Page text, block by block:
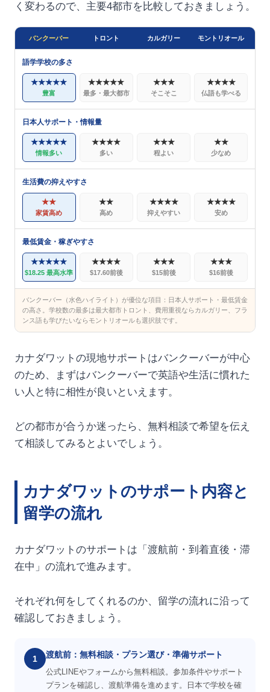
く変わるので、主要4都市を比較しておきましょう。
バンクーバー トロント カルガリー モントリオール
語学学校の多さ
★★★★★
豊富
★★★★★
最多・最大都市
★★★
そこそこ
★★★★
仏語も学べる
日本人サポート・情報量
★★★★★
情報多い
★★★★
多い
★★★
程よい
★★
少なめ
生活費の抑えやすさ
★★
家賃高め
★★
高め
★★★★
抑えやすい
★★★★
安め
最低賃金・稼ぎやすさ
★★★★★
$18.25 最高水準
★★★★
$17.60前後
★★★
$15前後
★★★
$16前後
バンクーバー（水色ハイライト）が優位な項目：日本人サポート・最低賃金
の高さ。学校数の最多は最大都市トロント、費用重視ならカルガリー、フラ
ンス語も学びたいならモントリオールも選択肢です。
カナダワットの現地サポートはバンクーバーが中心
のため、まずはバンクーバーで英語や生活に慣れた
い人と特に相性が良いといえます。
どの都市が合うか迷ったら、無料相談で希望を伝え
て相談してみるとよいでしょう。
カナダワットのサポート内容と
留学の流れ
カナダワットのサポートは「渡航前・到着直後・滞
在中」の流れで進みます。
それぞれ何をしてくれるのか、留学の流れに沿って
確認しておきましょう。
1 渡航前：無料相談・プラン選び・準備サポート
公式LINEやフォームから無料相談。参加条件やサポート
プランを確認し、渡航準備を進めます。日本で学校を確